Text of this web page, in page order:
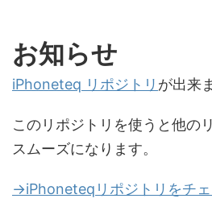
お知らせ
iPhoneteq リポジトリ が出来
このリポジトリを使うと他の
スムーズになります。
→iPhoneteqリポジトリをチ